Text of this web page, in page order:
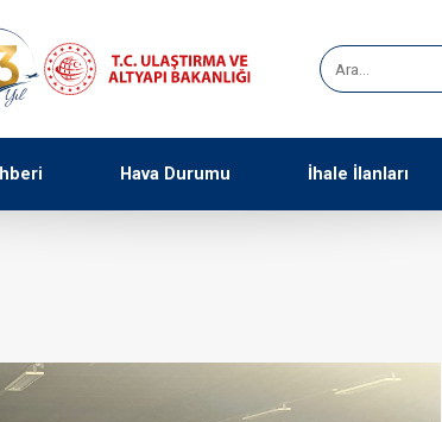
Hava Durumu İhale İlanları